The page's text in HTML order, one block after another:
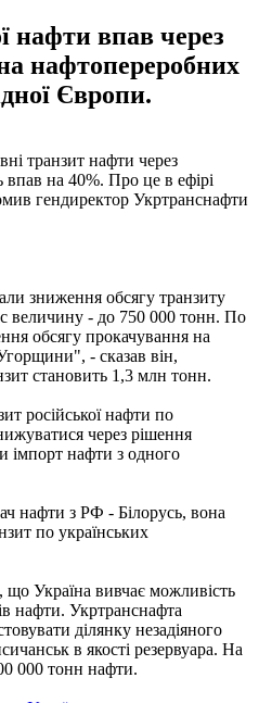
нафти впав через
нафтопереробних
Європи.
транзит нафти через
впав на 40%. Про це в ефірі
гендиректор Укртранснафти
зниження обсягу транзиту
величину - до 750 000 тонн. По
обсягу прокачування на
- сказав він,
становить 1,3 млн тонн.
російської нафти по
через рішення
імпорт нафти з одного
нафти з РФ - Білорусь, вона
по українських
Україна вивчає можливість
нафти. Укртранснафта
ділянку незадіяного
в якості резервуара. На
000 тонн нафти.